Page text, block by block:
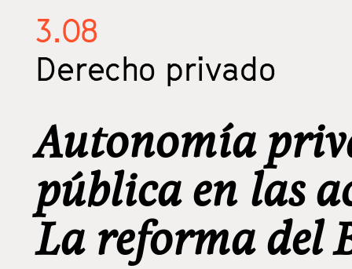
3.08
Derecho privado
Autonomía
pública en las
La reforma del